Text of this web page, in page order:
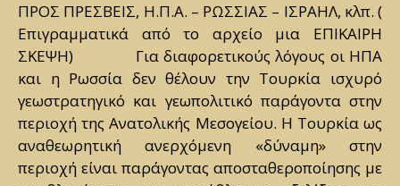
ΠΡΟΣ ΠΡΕΣΒΕΙΣ, Η.Π.Α. – ΡΩΣΣΙΑΣ – ΙΣΡΑΗΛ, κλπ. (
Επιγραμματικά από το αρχείο μια ΕΠΙΚΑΙΡΗ
ΣΚΕΨΗ) Για διαφορετικούς λόγους οι ΗΠΑ
και η Ρωσσία δεν θέλουν την Τουρκία ισχυρό
γεωστρατηγικό και γεωπολιτικό παράγοντα στην
περιοχή της Ανατολικής Μεσογείου. Η Τουρκία ως
αναθεωρητική ανερχόμενη «δύναμη» στην
περιοχή είναι παράγοντας αποσταθεροποίησης με